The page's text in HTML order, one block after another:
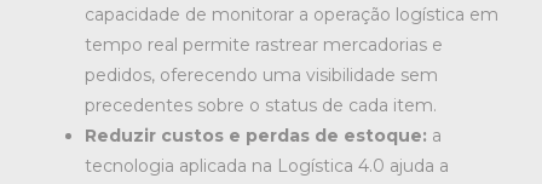
capacidade de monitorar a operação logística em
tempo real permite rastrear mercadorias e
pedidos, oferecendo uma visibilidade sem
precedentes sobre o status de cada item.
Reduzir custos e perdas de estoque: a
tecnologia aplicada na Logística 4.0 ajuda a